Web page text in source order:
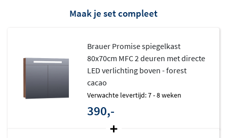
De Promise serie is beschikbaar in 4 breedtematen en
maar liefst 23 stijlvolle kleuren, verdeeld over twee
MDF (meervoudig gelakt):
Hoogglans Wit, Mat Wit, Mat Zand, Mat Beige, Mat
Mokka, Mat Taupe, Mat Grijs, Mat Zwart
Maak je set compleet
Brauer Promise spiegelkast
80x70cm MFC 2 deuren met directe
LED verlichting boven - forest
cacao
Verwachte levertijd: 7 - 8 weken
390,-